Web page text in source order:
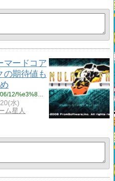
マードコア
の期待値も
水)
ム星人